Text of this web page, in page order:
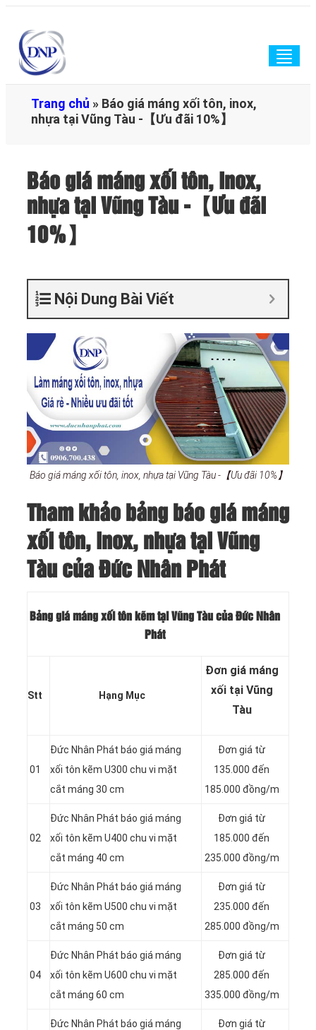
Trang chủ » Báo giá máng xối tôn, inox,
nhựa tại Vũng Tàu -【Ưu đãi 10%】
Báo giá máng xối tôn, inox,
nhựa tại Vũng Tàu -【Ưu đãi
10%】
Nội Dung Bài Viết
Báo giá máng xối tôn, inox, nhựa tại Vũng Tàu -【Ưu đãi 10%】
Tham khảo bảng báo giá máng
xối tôn, inox, nhựa tại Vũng
Tàu của Đức Nhân Phát
Bảng giá máng xối tôn kẽm tại Vũng Tàu của Đức Nhân
Phát
Stt Hạng Mục
Đơn giá máng
xối tại Vũng
Tàu
01
Đức Nhân Phát báo giá máng
xối tôn kẽm U300 chu vi mặt
cắt máng 30 cm
Đơn giá từ
135.000 đến
185.000 đồng/m
02
Đức Nhân Phát báo giá máng
xối tôn kẽm U400 chu vi mặt
cắt máng 40 cm
Đơn giá từ
185.000 đến
235.000 đồng/m
03
Đức Nhân Phát báo giá máng
xối tôn kẽm U500 chu vi mặt
cắt máng 50 cm
Đơn giá từ
235.000 đến
285.000 đồng/m
04
Đức Nhân Phát báo giá máng
xối tôn kẽm U600 chu vi mặt
cắt máng 60 cm
Đơn giá từ
285.000 đến
335.000 đồng/m
Đức Nhân Phát báo giá máng
Đơn giá từ